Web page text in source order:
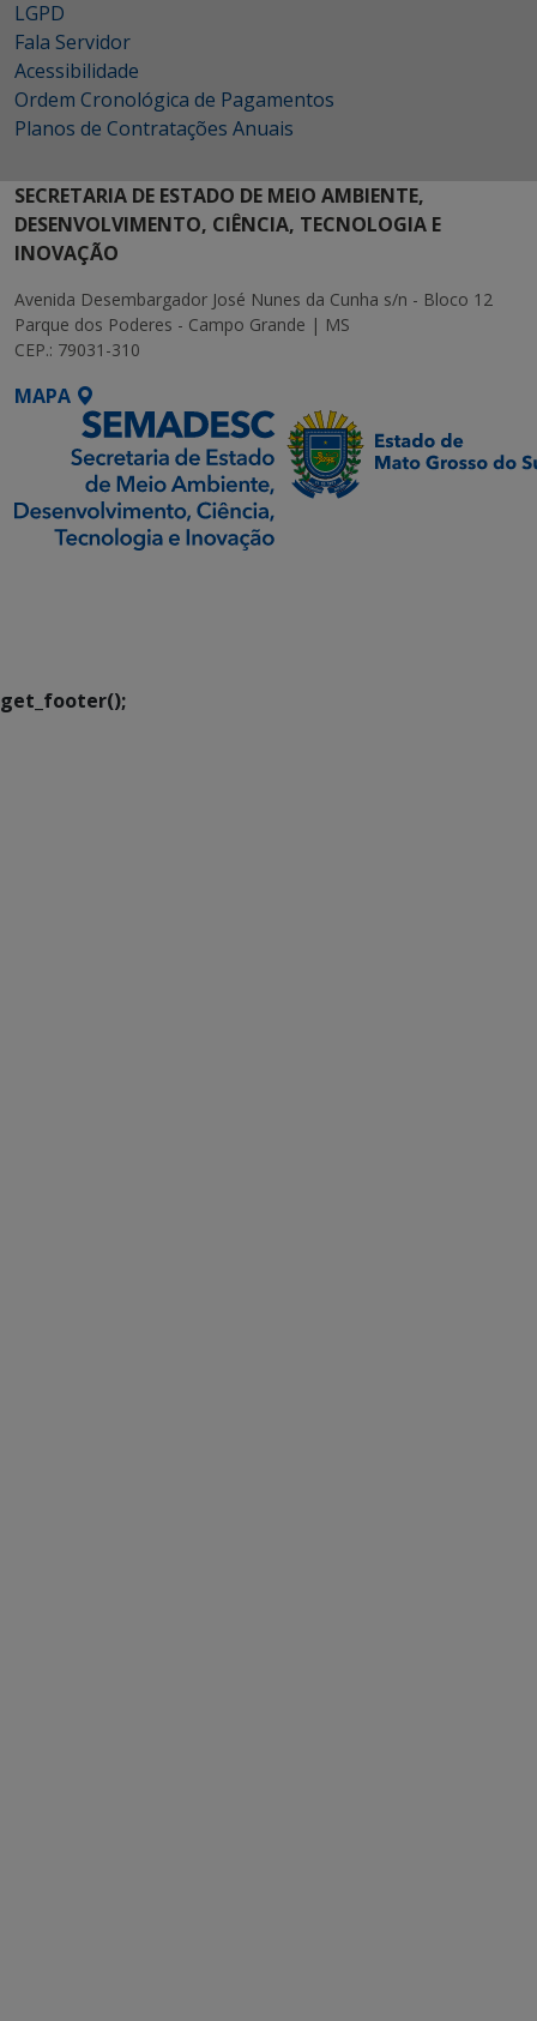
LGPD
Fala Servidor
Acessibilidade
Ordem Cronológica de Pagamentos
Planos de Contratações Anuais
SECRETARIA DE ESTADO DE MEIO AMBIENTE,
DESENVOLVIMENTO, CIÊNCIA, TECNOLOGIA E
INOVAÇÃO
Avenida Desembargador José Nunes da Cunha s/n - Bloco 12
Parque dos Poderes - Campo Grande | MS
CEP.: 79031-310
MAPA
get_footer();